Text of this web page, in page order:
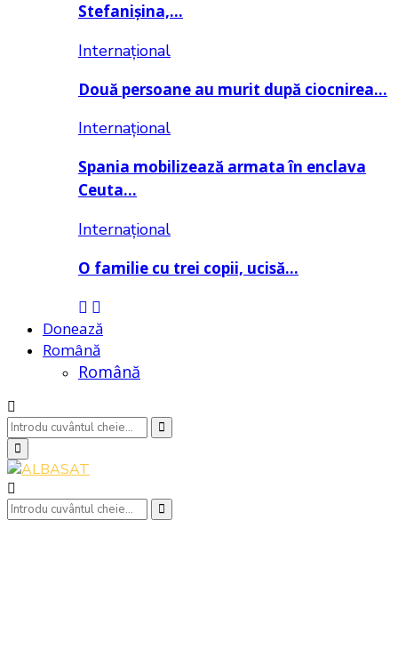
Stefanișina,…
Internațional
Două persoane au murit după ciocnirea…
Internațional
Spania mobilizează armata în enclava
Ceuta…
Internațional
O familie cu trei copii, ucisă…
Donează
Română
Română
Search
for:
Search
Primary
Menu
Search
Search